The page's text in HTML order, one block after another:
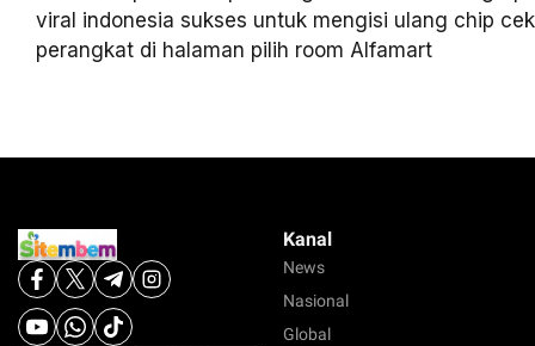
viral indonesia sukses untuk mengisi ulang chip
perangkat di halaman pilih room Alfamart
Kanal
News
Nasional
Global